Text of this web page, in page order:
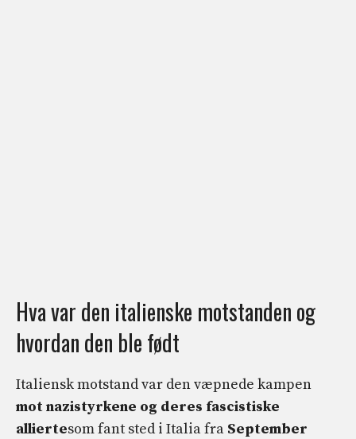
Hva var den italienske motstanden og
hvordan den ble født
Italiensk motstand var den væpnede kampen
mot nazistyrkene og deres fascistiske
alliertesom fant sted i Italia fra September